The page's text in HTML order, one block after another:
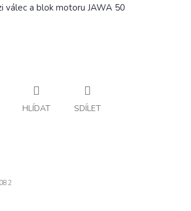
válec a blok motoru JAWA 50
HLÍDAT SDÍLET